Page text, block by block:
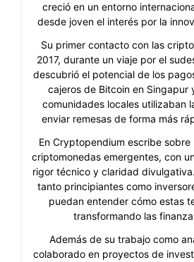
creció en un entorno
desde joven el interés por la
Su primer contacto con las
2017, durante un viaje por el
descubrió el potencial de los
cajeros de Bitcoin en Singapur
comunidades locales utilizaban
enviar remesas de forma más
En Cryptopendium escribe
criptomonedas emergentes, con
rigor técnico y claridad
tanto principiantes como
puedan entender cómo estas
transformando las
Además de su trabajo como
colaborado en proyectos de